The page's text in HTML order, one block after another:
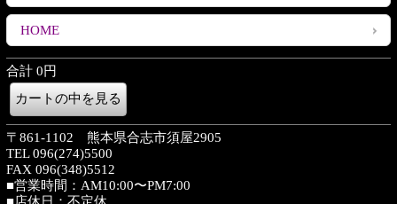
HOME
合計 0円
〒861-1102 熊本県合志市須屋2905
TEL 096(274)5500
FAX 096(348)5512
■営業時間：AM10:00〜PM7:00
■店休日：不定休